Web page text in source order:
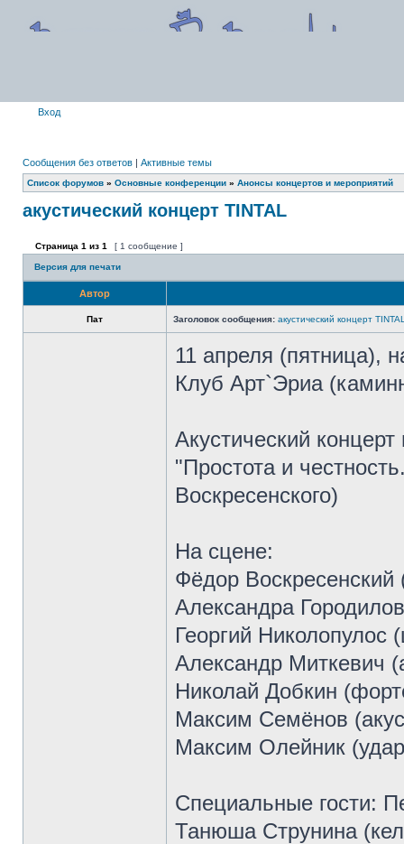
Вход
Сообщения без ответов | Активные темы
Список форумов » Основные конференции » Анонсы концертов и мероприятий
акустический концерт TINTAL
Страница 1 из 1 [ 1 сообщение ]
Версия для печати
Автор
Пат Заголовок сообщения: акустический концерт
11 апреля (пятница),
Клуб Арт`Эриа
Акустический
"Простота и
Воскресенского)
На сцене:
Фёдор Воскресенский
Александра
Георгий
Александр Миткевич
Николай Добкин
Максим Семёнов
Максим Олейник
Специальные гости:
Танюша Струнина